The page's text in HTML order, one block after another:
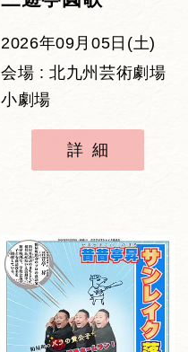
2026年09月05日(土)
会場 : 北九州芸術劇場
小劇場
詳細